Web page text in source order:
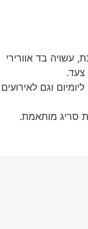
עשויה בד אוורירי
צעד.
וגם לאירועים
סריג מותאמת.